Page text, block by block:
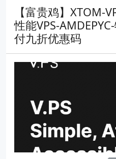
【富贵鸡】XTOM-
性能VPS-
付九折优惠码